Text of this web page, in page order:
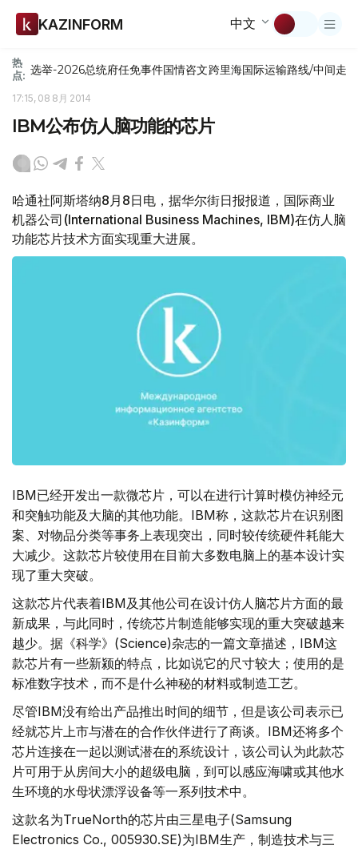
KAZINFORM 中文
热
点: 选举-2026总统府任免事件国情咨文跨里海国际运输路线/中间走廊
17:15, 08 8月 2014
IBM公布仿人脑功能的芯片
哈通社阿斯塔纳8月8日电，据华尔街日报报道，国际商业
机器公司(International Business Machines, IBM)在仿人脑
功能芯片技术方面实现重大进展。
IBM已经开发出一款微芯片，可以在进行计算时模仿神经元
和突触功能及大脑的其他功能。IBM称，这款芯片在识别图
案、对物品分类等事务上表现突出，同时较传统硬件耗能大
大减少。这款芯片较使用在目前大多数电脑上的基本设计实
现了重大突破。
这款芯片代表着IBM及其他公司在设计仿人脑芯片方面的最
新成果，与此同时，传统芯片制造能够实现的重大突破越来
越少。据《科学》(Science)杂志的一篇文章描述，IBM这
款芯片有一些新颍的特点，比如说它的尺寸较大；使用的是
标准数字技术，而不是什么神秘的材料或制造工艺。
尽管IBM没有给出产品推出时间的细节，但是该公司表示已
经就芯片上市与潜在的合作伙伴进行了商谈。IBM还将多个
芯片连接在一起以测试潜在的系统设计，该公司认为此款芯
片可用于从房间大小的超级电脑，到可以感应海啸或其他水
生环境的水母状漂浮设备等一系列技术中。
这款名为TrueNorth的芯片由三星电子(Samsung
Electronics Co., 005930.SE)为IBM生产，制造技术与三